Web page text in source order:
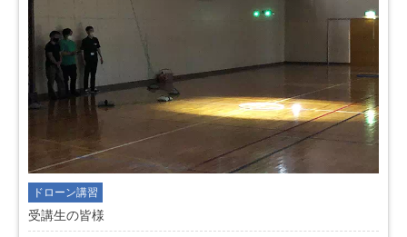
ドローン講習
受講生の皆様